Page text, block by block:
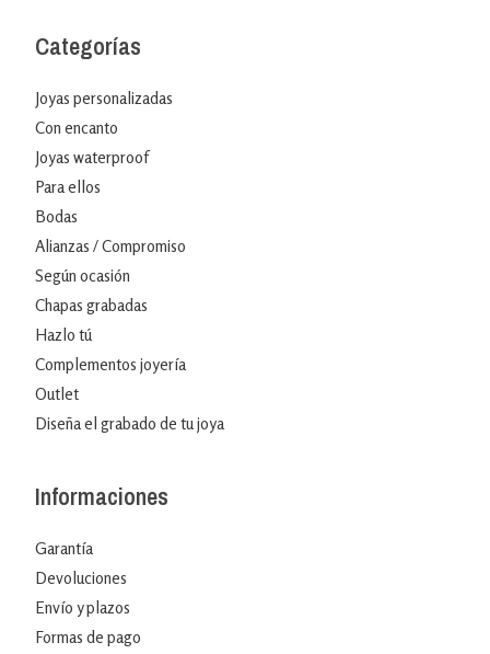
Categorías
Joyas personalizadas
Con encanto
Joyas waterproof
Para ellos
Bodas
Alianzas / Compromiso
Según ocasión
Chapas grabadas
Hazlo tú
Complementos joyería
Outlet
Diseña el grabado de tu joya
Informaciones
Garantía
Devoluciones
Envío y plazos
Formas de pago